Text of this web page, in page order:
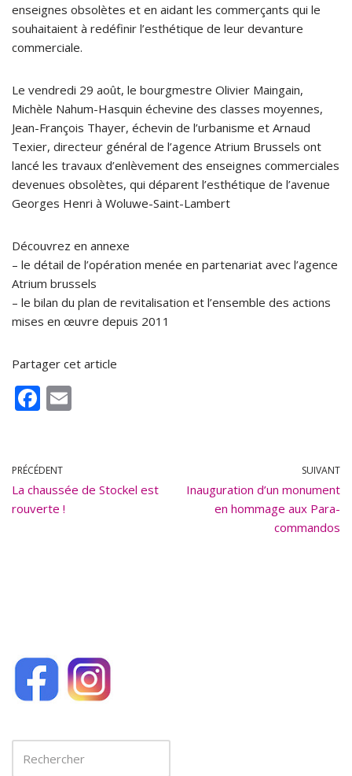
enseignes obsolètes et en aidant les commerçants qui le
souhaitaient à redéfinir l’esthétique de leur devanture
commerciale.
Le vendredi 29 août, le bourgmestre Olivier Maingain,
Michèle Nahum-Hasquin échevine des classes moyennes,
Jean-François Thayer, échevin de l’urbanisme et Arnaud
Texier, directeur général de l’agence Atrium Brussels ont
lancé les travaux d’enlèvement des enseignes commerciales
devenues obsolètes, qui déparent l’esthétique de l’avenue
Georges Henri à Woluwe-Saint-Lambert
Découvrez en annexe
– le détail de l’opération menée en partenariat avec l’agence
Atrium brussels
– le bilan du plan de revitalisation et l’ensemble des actions
mises en œuvre depuis 2011
Partager cet article
F
b
o
o
PRÉCÉDENT
La chaussée de Stockel est
rouverte !
SUIVANT
Inauguration d’un monument
en hommage aux Para-
commandos